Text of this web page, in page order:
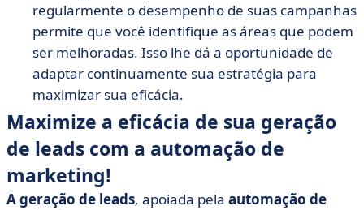
regularmente o desempenho de suas campanhas
permite que você identifique as áreas que podem
ser melhoradas. Isso lhe dá a oportunidade de
adaptar continuamente sua estratégia para
maximizar sua eficácia.
Maximize a eficácia de sua geração
de leads com a automação de
marketing!
A geração de leads, apoiada pela automação de